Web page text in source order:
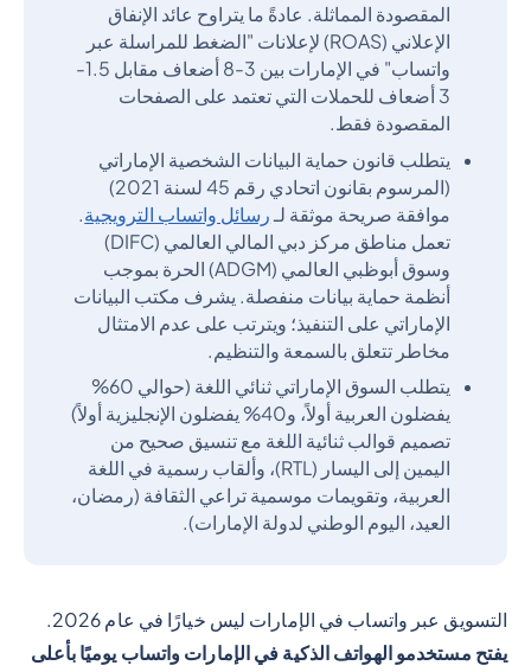
المقصودة المماثلة. عادةً ما يتراوح عائد الإنفاق
الإعلاني (ROAS) لإعلانات "الضغط للمراسلة عبر
واتساب" في الإمارات بين 3-8 أضعاف مقابل 1.5-
3 أضعاف للحملات التي تعتمد على الصفحات
المقصودة فقط.
يتطلب قانون حماية البيانات الشخصية الإماراتي
(المرسوم بقانون اتحادي رقم 45 لسنة 2021)
موافقة صريحة موثقة لـ رسائل واتساب الترويجية.
تعمل مناطق مركز دبي المالي العالمي (DIFC)
وسوق أبوظبي العالمي (ADGM) الحرة بموجب
أنظمة حماية بيانات منفصلة. يشرف مكتب البيانات
الإماراتي على التنفيذ؛ ويترتب على عدم الامتثال
مخاطر تتعلق بالسمعة والتنظيم.
يتطلب السوق الإماراتي ثنائي اللغة (حوالي 60%
يفضلون العربية أولاً، و40% يفضلون الإنجليزية أولاً)
تصميم قوالب ثنائية اللغة مع تنسيق صحيح من
اليمين إلى اليسار (RTL)، وألقاب رسمية في اللغة
العربية، وتقويمات موسمية تراعي الثقافة (رمضان،
العيد، اليوم الوطني لدولة الإمارات).
التسويق عبر واتساب في الإمارات ليس خيارًا في عام 2026.
يفتح مستخدمو الهواتف الذكية في الإمارات واتساب يوميًا بأعلى